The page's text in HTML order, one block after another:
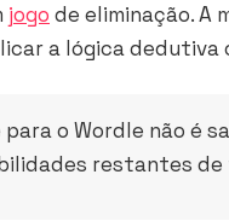
jogo de eliminação. A
a lógica
para o Wordle não é
restantes